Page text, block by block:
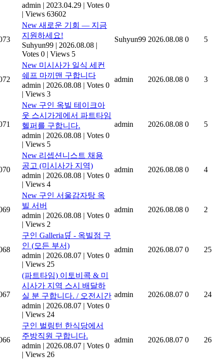
admin | 2023.04.29 | Votes 0
| Views 63602
New새로운 기회 — 지금
지원하세요!
Suhyun99 | 2026.08.08 |
Votes 0 | Views 5
Suhyun99 2026.08.08 0 5
New미시사가 일식 세컨
쉐프 마끼맨 구합니다
admin | 2026.08.08 | Votes 0
| Views 3
admin 2026.08.08 0 3
New구인 옥빌 테이크아
웃 스시가게에서 파트타임
헬퍼를 구합니다.
admin | 2026.08.08 | Votes 0
| Views 5
admin 2026.08.08 0 5
New리셉션니스트 채용
공고 (미시사가 지역)
admin | 2026.08.08 | Votes 0
| Views 4
admin 2026.08.08 0 4
New구인 서울감자탕 옥
빌 서버
admin | 2026.08.08 | Votes 0
| Views 2
admin 2026.08.08 0 2
구인 Galleria🛒 - 옥빌점 구
인 (모든 부서)
admin | 2026.08.07 | Votes 0
| Views 25
admin 2026.08.07 0 25
(파트타임) 이토비콕 & 미
시사가 지역 스시 배달하
실 분 구합니다. / 오전시간
admin | 2026.08.07 | Votes 0
| Views 24
admin 2026.08.07 0 24
구인 벌링턴 한식당에서
주방직원 구합니다.
admin | 2026.08.07 | Votes 0
| Views 26
admin 2026.08.07 0 26